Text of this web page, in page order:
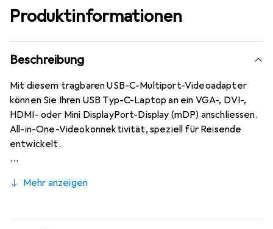
Produktinformationen
Beschreibung
Mit diesem tragbaren USB-C-Multiport-Videoadapter
können Sie Ihren USB Typ-C-Laptop an ein VGA-, DVI-,
HDMI- oder Mini DisplayPort-Display (mDP) anschliessen.
All-in-One-Videokonnektivität, speziell für Reisende
entwickelt.
Mehr anzeigen